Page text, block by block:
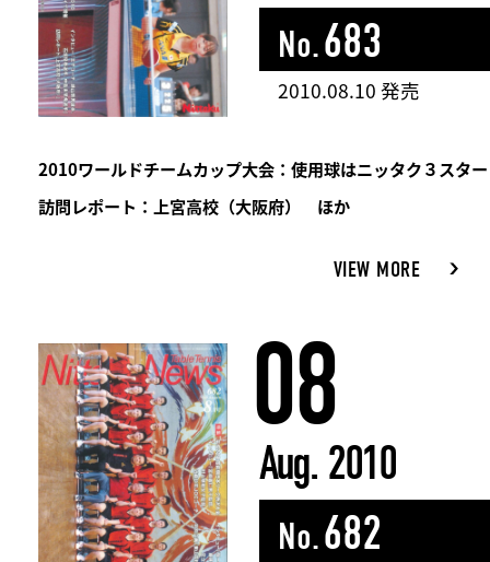
No.683
2010.08.10 発売
2010ワールドチームカップ大会：使用球はニッタク３スター
訪問レポート：上宮高校（大阪府） ほか
VIEW MORE
08
Aug. 2010
No.682